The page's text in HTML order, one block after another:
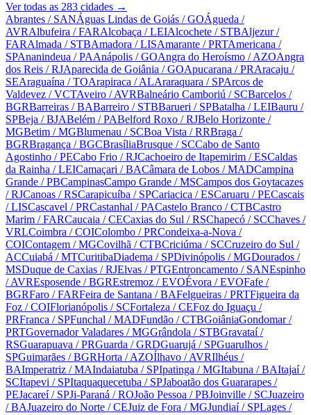
Ver todas as 283 cidades →
Abrantes / SANÁguas Lindas de Goiás / GOÁgueda /
AVRAlbufeira / FARAlcobaça / LEIAlcochete / STBAljezur/
FARAlmada / STBAmadora / LISAmarante / PRTAmericana /
SPAnanindeua / PAAnápolis / GOAngra do Heroísmo / AZOAngra
dos Reis / RJAparecida de Goiânia / GOApucarana / PRAracaju /
SEAraguaína / TOArapiraca / ALAraraquara / SPArcos de
Valdevez / VCTAveiro / AVRBalneário Camboriú / SCBarcelos /
BGRBarreiras / BABarreiro / STBBarueri / SPBatalha / LEIBauru /
SPBeja / BJABelém / PABelford Roxo / RJBelo Horizonte /
MGBetim / MGBlumenau / SCBoa Vista / RRBraga /
BGRBragança / BGCBrasíliaBrusque / SCCabo de Santo
Agostinho / PECabo Frio / RJCachoeiro de Itapemirim / ESCaldas
da Rainha / LEICamaçari / BACâmara de Lobos / MADCampina
Grande / PBCampinasCampo Grande / MSCampos dos Goytacazes
/ RJCanoas / RSCarapicuíba / SPCariacica / ESCaruaru / PECascais
/ LISCascavel / PRCastanhal / PACastelo Branco / CTBCastro
Marim / FARCaucaia / CECaxias do Sul / RSChapecó / SCChaves /
VRLCoimbra / COIColombo / PRCondeixa-a-Nova /
COIContagem / MGCovilhã / CTBCriciúma / SCCruzeiro do Sul /
ACCuiabá / MTCuritibaDiadema / SPDivinópolis / MGDourados /
MSDuque de Caxias / RJElvas / PTGEntroncamento / SANEspinho
/ AVREsposende / BGREstremoz / EVOÉvora / EVOFafe /
BGRFaro / FARFeira de Santana / BAFelgueiras / PRTFigueira da
Foz / COIFlorianópolis / SCFortaleza / CEFoz do Iguaçu /
PRFranca / SPFunchal / MADFundão / CTBGoiâniaGondomar/
PRTGovernador Valadares / MGGrândola / STBGravataí/
RSGuarapuava / PRGuarda / GRDGuarujá / SPGuarulhos /
SPGuimarães / BGRHorta / AZOÍlhavo / AVRIlhéus /
BAImperatriz / MAIndaiatuba / SPIpatinga / MGItabuna / BAItajaí/
SCItapevi / SPItaquaquecetuba / SPJaboatão dos Guararapes /
PEJacareí/ SPJi-Paraná / ROJoão Pessoa / PBJoinville / SCJuazeiro
/ BAJuazeiro do Norte / CEJuiz de Fora / MGJundiaí/ SPLages /